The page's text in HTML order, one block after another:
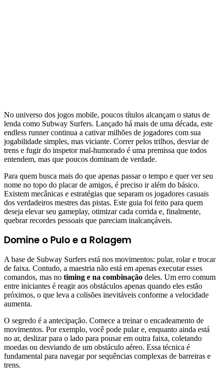
No universo dos jogos mobile, poucos títulos alcançam o status de
lenda como Subway Surfers. Lançado há mais de uma década, este
endless runner continua a cativar milhões de jogadores com sua
jogabilidade simples, mas viciante. Correr pelos trilhos, desviar de
trens e fugir do inspetor mal-humorado é uma premissa que todos
entendem, mas que poucos dominam de verdade.
Para quem busca mais do que apenas passar o tempo e quer ver seu
nome no topo do placar de amigos, é preciso ir além do básico.
Existem mecânicas e estratégias que separam os jogadores casuais
dos verdadeiros mestres das pistas. Este guia foi feito para quem
deseja elevar seu gameplay, otimizar cada corrida e, finalmente,
quebrar recordes pessoais que pareciam inalcançáveis.
Domine o Pulo e a Rolagem
A base de Subway Surfers está nos movimentos: pular, rolar e trocar
de faixa. Contudo, a maestria não está em apenas executar esses
comandos, mas no timing e na combinação deles. Um erro comum
entre iniciantes é reagir aos obstáculos apenas quando eles estão
próximos, o que leva a colisões inevitáveis conforme a velocidade
aumenta.
O segredo é a antecipação. Comece a treinar o encadeamento de
movimentos. Por exemplo, você pode pular e, enquanto ainda está
no ar, deslizar para o lado para pousar em outra faixa, coletando
moedas ou desviando de um obstáculo aéreo. Essa técnica é
fundamental para navegar por sequências complexas de barreiras e
trens.